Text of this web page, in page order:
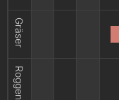
Gräser
Roggen